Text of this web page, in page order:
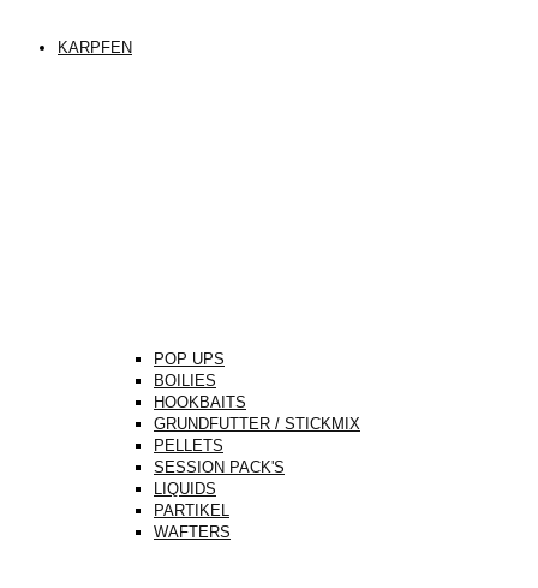
KARPFEN
POP UPS
BOILIES
HOOKBAITS
GRUNDFUTTER / STICKMIX
PELLETS
SESSION PACK'S
LIQUIDS
PARTIKEL
WAFTERS